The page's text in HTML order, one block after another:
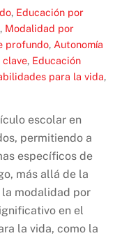
, Educación por
, Modalidad por
profundo, Autonomía
clave, Educación
para la vida,
escolar en
permitiendo a
específicos de
más allá de la
la modalidad por
en el
la vida, como la